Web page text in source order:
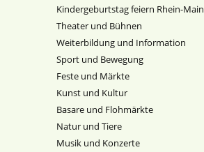
Kindergeburtstag feiern Rhein-Main
Theater und Bühnen
Weiterbildung und Information
Sport und Bewegung
Feste und Märkte
Kunst und Kultur
Basare und Flohmärkte
Natur und Tiere
Musik und Konzerte